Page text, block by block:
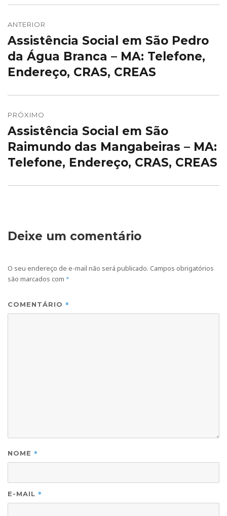
de
Post
ANTERIOR
Post
anterior:
Assistência Social em São Pedro
da Água Branca – MA: Telefone,
Endereço, CRAS, CREAS
PRÓXIMO
Próximo
post:
Assistência Social em São
Raimundo das Mangabeiras – MA:
Telefone, Endereço, CRAS, CREAS
Deixe um comentário
O seu endereço de e-mail não será publicado. Campos obrigatórios
são marcados com *
COMENTÁRIO *
NOME *
E-MAIL *